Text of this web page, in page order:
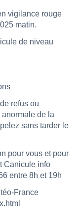
vigilance rouge
matin.
de niveau
refus ou
de la
sans tarder le
pour vous et pour
Canicule info
entre 8h et 19h
France